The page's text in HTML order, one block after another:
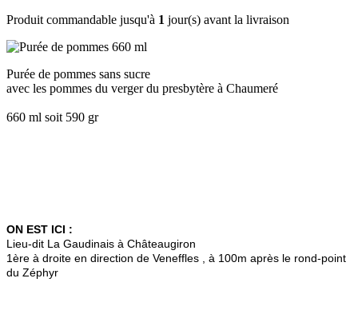
Produit commandable jusqu'à 1 jour(s) avant la livraison
Purée de pommes sans sucre
avec les pommes du verger du presbytère à Chaumeré
660 ml soit 590 gr
ON EST ICI :
Lieu-dit La Gaudinais à Châteaugiron
1ère à droite en direction de Veneffles , à 100m après le rond-point
du Zéphyr